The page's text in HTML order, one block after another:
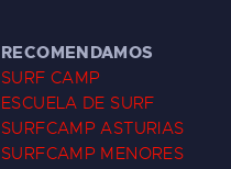
RECOMENDAMOS
SURF CAMP
ESCUELA DE SURF
SURFCAMP ASTURIAS
SURFCAMP MENORES